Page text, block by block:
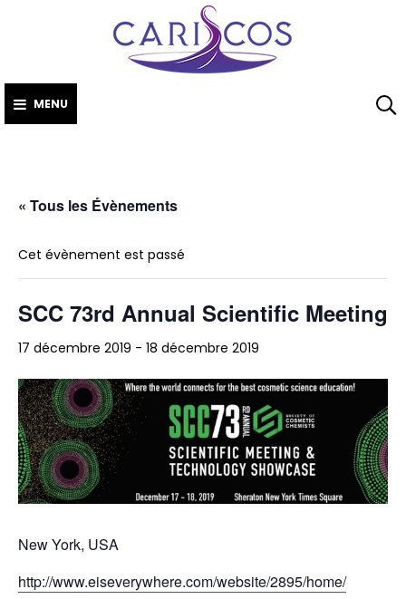
MENU
« Tous les Évènements
Cet évènement est passé
SCC 73rd Annual Scientific Meeting
17 décembre 2019 - 18 décembre 2019
New York, USA
http://www.eiseverywhere.com/website/2895/home/